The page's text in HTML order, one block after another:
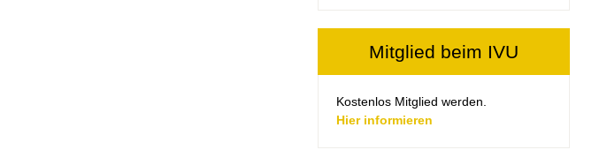
Mitglied beim IVU
Kostenlos Mitglied werden.
Hier informieren